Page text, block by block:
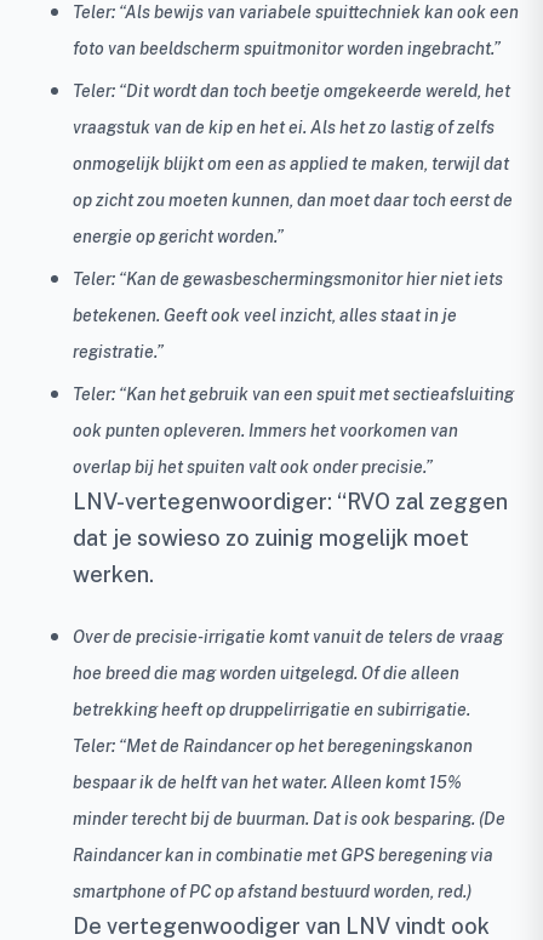
Teler: “Als bewijs van variabele spuittechniek kan ook een
foto van beeldscherm spuitmonitor worden ingebracht.”
Teler: “Dit wordt dan toch beetje omgekeerde wereld, het
vraagstuk van de kip en het ei. Als het zo lastig of zelfs
onmogelijk blijkt om een as applied te maken, terwijl dat
op zicht zou moeten kunnen, dan moet daar toch eerst de
energie op gericht worden.”
Teler: “Kan de gewasbeschermingsmonitor hier niet iets
betekenen. Geeft ook veel inzicht, alles staat in je
registratie.”
Teler: “Kan het gebruik van een spuit met sectieafsluiting
ook punten opleveren. Immers het voorkomen van
overlap bij het spuiten valt ook onder precisie.”
LNV-vertegenwoordiger: “RVO zal zeggen
dat je sowieso zo zuinig mogelijk moet
werken.
Over de precisie-irrigatie komt vanuit de telers de vraag
hoe breed die mag worden uitgelegd. Of die alleen
betrekking heeft op druppelirrigatie en subirrigatie.
Teler: “Met de Raindancer op het beregeningskanon
bespaar ik de helft van het water. Alleen komt 15%
minder terecht bij de buurman. Dat is ook besparing. (De
Raindancer kan in combinatie met GPS beregening via
smartphone of PC op afstand bestuurd worden, red.)
De vertegenwoodiger van LNV vindt ook